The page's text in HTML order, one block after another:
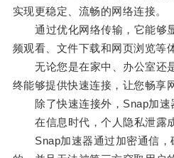
实现更稳定、流畅的网络连接。
通过优化网络传输，它能够
频观看、文件下载和网页浏览等
无论您是在家中、办公室还
终能够提供快速连接，让您畅享
除了快速连接外，Snap加速
在信息时代，个人隐私泄露成
Snap加速器通过加密通信，